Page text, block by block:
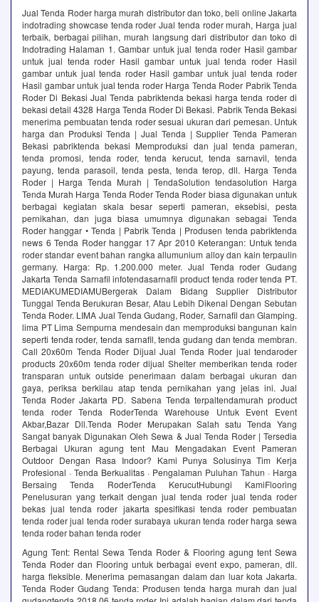
Jual Tenda Roder harga murah distributor dan toko, beli online Jakarta
indotrading showcase tenda roder Jual tenda roder murah, Harga jual
terbaik, berbagai pilihan, murah langsung dari distributor dan toko di
Indotrading Halaman 1. Gambar untuk jual tenda roder Hasil gambar
untuk jual tenda roder Hasil gambar untuk jual tenda roder Hasil
gambar untuk jual tenda roder Hasil gambar untuk jual tenda roder
Hasil gambar untuk jual tenda roder Harga Tenda Roder Pabrik Tenda
Roder Di Bekasi Jual Tenda pabriktenda bekasi harga tenda roder di
bekasi detail 4328 Harga Tenda Roder Di Bekasi. Pabrik Tenda Bekasi
menerima pembuatan tenda roder sesuai ukuran dari pemesan. Untuk
harga dan Produksi Tenda | Jual Tenda | Supplier Tenda Pameran
Bekasi pabriktenda bekasi Memproduksi dan jual tenda pameran,
tenda promosi, tenda roder, tenda kerucut, tenda sarnavil, tenda
payung, tenda parasoil, tenda pesta, tenda terop, dll. Harga Tenda
Roder | Harga Tenda Murah | TendaSolution tendasolution Harga
Tenda Murah Harga Tenda Roder Tenda Roder biasa digunakan untuk
berbagai kegiatan skala besar seperti pameran, eksebisi, pesta
pernikahan, dan juga biasa umumnya digunakan sebagai Tenda
Roder hanggar • Tenda | Pabrik Tenda | Produsen tenda pabriktenda
news 6 Tenda Roder hanggar 17 Apr 2010 Keterangan: Untuk tenda
roder standar event bahan rangka allumunium alloy dan kain terpaulin
germany. Harga: Rp. 1.200.000 meter. Jual Tenda roder Gudang
Jakarta Tenda Sarnafil infotendasarnafil product tenda roder tenda PT.
MEDIAKUMEDIAMUBergerak Dalam Bidang Supplier Distributor
Tunggal Tenda Berukuran Besar, Atau Lebih Dikenal Dengan Sebutan
Tenda Roder. LIMA Jual Tenda Gudang, Roder, Sarnafil dan Glamping.
lima PT Lima Sempurna mendesain dan memproduksi bangunan kain
seperti tenda roder, tenda sarnafil, tenda gudang dan tenda membran.
Call 20x60m Tenda Roder Dijual Jual Tenda Roder jual tendaroder
products 20x60m tenda roder dijual Shelter memberikan tenda roder
transparan untuk outside penerimaan dalam berbagai ukuran dan
gaya, periksa berkilau atap tenda pernikahan yang jelas ini. Jual
Tenda Roder Jakarta PD. Sabena Tenda terpaltendamurah product
tenda roder Tenda RoderTenda Warehouse Untuk Event Event
Akbar,Bazar Dll.Tenda Roder Merupakan Salah satu Tenda Yang
Sangat banyak Digunakan Oleh Sewa & Jual Tenda Roder | Tersedia
Berbagai Ukuran‎ agung tent Mau Mengadakan Event Pameran
Outdoor Dengan Rasa Indoor? Kami Punya Solusinya Tim Kerja
Profesional · Tenda Berkualitas · Pengalaman Puluhan Tahun · Harga
Bersaing Tenda RoderTenda KerucutHubungi KamiFlooring
Penelusuran yang terkait dengan jual tenda roder jual tenda roder
bekas jual tenda roder jakarta spesifikasi tenda roder pembuatan
tenda roder jual tenda roder surabaya ukuran tenda roder harga sewa
tenda roder bahan tenda roder
Agung Tent: Rental Sewa Tenda Roder & Flooring agung tent Sewa
Tenda Roder dan Flooring untuk berbagai event expo, pameran, dll.
harga fleksible. Menerima pemasangan dalam dan luar kota Jakarta.
Tenda Roder Gudang Tenda: Produsen tenda harga murah dan jual